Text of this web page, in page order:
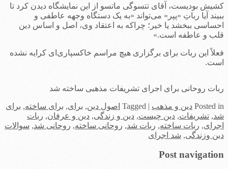
کشیش بودیست، آقای تتسوگی ماتسو از این نمایشگاه دیدن کرد تا
ببیند آیا رباتِ «پپر» می‌تواند «به یک دستگاه وجهه عاطفی و
احساسی ببخشد یا خیر؛ چراکه به اعتقاد وی، اصل و اساس دین
قلب و عاطفه است.»
فعلاً این ربات برای برگزاری هیچ مراسم خاکسپاری‌ای کرایه نشده
است.
ربات روحانی برای اجرای تشریفات مذهبی ساخته شد
Posted in دین و مذهب |
Tagged اصول دین, برای, برای ساخته, برای
شد, تشریفات, دین چیست, دین و زندگی, دین و عرفان, ربات
اجرای, ربات ساخته, ربات شد, روحانی ساخته, روحانی شد, سوالات
دین وزندگی, شد اجرای
Post navigation